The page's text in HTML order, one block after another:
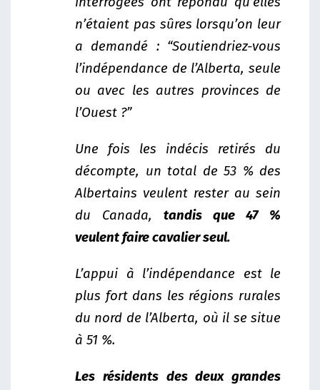
n’étaient pas sûres lorsqu’on leur
a demandé : “Soutiendriez-vous
l’indépendance de l’Alberta, seule
ou avec les autres provinces de
l’Ouest ?”
Une fois les indécis retirés du
décompte, un total de 53 % des
Albertains veulent rester au sein
du Canada, tandis que 47 %
veulent faire cavalier seul.
L’appui à l’indépendance est le
plus fort dans les régions rurales
du nord de l’Alberta, où il se situe
à 51 %.
Les résidents des deux grandes